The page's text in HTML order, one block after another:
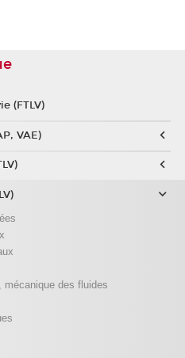
(FTLV)
VAE)
mécanique des fluides